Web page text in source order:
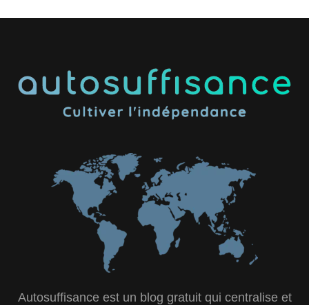
Autosuffisance est un blog gratuit qui centralise et